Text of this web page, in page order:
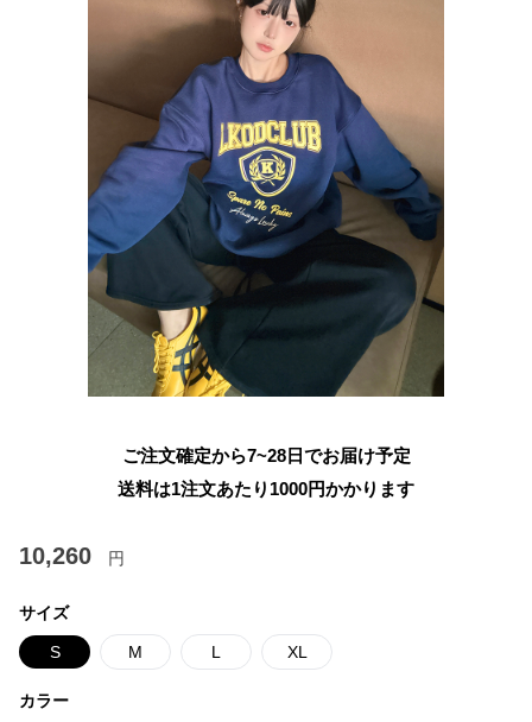
ご注文確定から7~28日でお届け予定
送料は1注文あたり 1000円かかります
10,260 円
サイズ
S M L XL
カラー